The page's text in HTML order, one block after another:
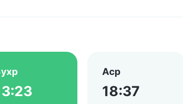
Аср
18:37